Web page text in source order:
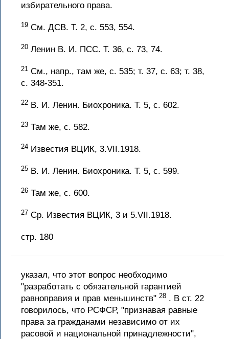
избирательного права.
19 См. ДСВ. Т. 2, с. 553, 554.
20 Ленин В. И. ПСС. Т. 36, с. 73, 74.
21 См., напр., там же, с. 535; т. 37, с. 63; т. 38,
с. 348-351.
22 В. И. Ленин. Биохроника. Т. 5, с. 602.
23 Там же, с. 582.
24 Известия ВЦИК, 3.VII.1918.
25 В. И. Ленин. Биохроника. Т. 5, с. 599.
26 Там же, с. 600.
27 Ср. Известия ВЦИК, 3 и 5.VII.1918.
стр. 180
указал, что этот вопрос необходимо
"разработать с обязательной гарантией
равноправия и прав меньшинств" 28 . В ст. 22
говорилось, что РСФСР, "признавая равные
права за гражданами независимо от их
расовой и национальной принадлежности",